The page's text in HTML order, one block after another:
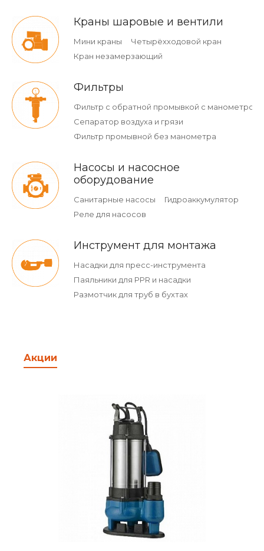
Краны шаровые и вентили
Мини краны
Четырёхходовой кран
Кран незамерзающий
Фильтры
Фильтр с обратной промывкой c манометром
Сепаратор воздуха и грязи
Фильтр промывной без манометра
Насосы и насосное
оборудование
Санитарные насосы
Гидроаккумулятор
Реле для насосов
Инструмент для монтажа
Насадки для пресс-инструмента
Паяльники для PPR и насадки
Размотчик для труб в бухтах
Акции